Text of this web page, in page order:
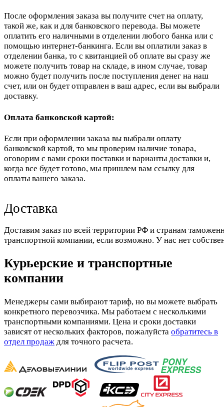
После оформления заказа вы получите счет на оплату,
такой же, как и для банковского перевода. Вы можете
оплатить его наличными в отделении любого банка или с
помощью интернет-банкинга. Если вы оплатили заказ в
отделении банка, то с квитанцией об оплате вы сразу же
можете получить товар на складе, в ином случае, товар
можно будет получить после поступления денег на наш
счет, или он будет отправлен в ваш адрес, если вы выбрали
доставку.
Оплата банковской картой:
Если при оформлении заказа вы выбрали оплату
банковской картой, то мы проверим наличие товара,
оговорим с вами сроки поставки и варианты доставки и,
когда все будет готово, мы пришлем вам ссылку для
оплаты вашего заказа.
Доставка
Доставим заказ по всей территории РФ и странам
транспортной компании, если возможно. У нас нет
Курьерские и транспортные
компании
Менеджеры сами выбирают тариф, но вы можете выбрать
конкретного перевозчика. Мы работаем с несколькими
транспортными компаниями. Цена и сроки доставки
зависят от нескольких факторов, пожалуйста обратитесь в
отдел продаж для точного расчета.